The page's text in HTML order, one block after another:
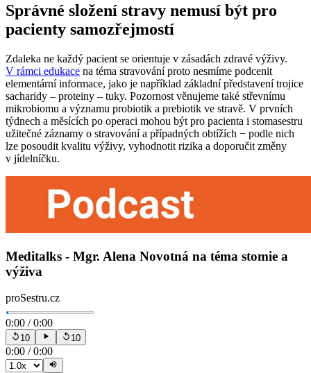
Správné složení stravy nemusí být pro
pacienty samozřejmostí
Zdaleka ne každý pacient se orientuje v zásadách zdravé výživy.
V rámci edukace na téma stravování proto nesmíme podcenit
elementární informace, jako je například základní představení trojice
sacharidy –⁠ proteiny –⁠ tuky. Pozornost věnujeme také střevnímu
mikrobiomu a významu probiotik a prebiotik ve stravě. V prvních
týdnech a měsících po operaci mohou být pro pacienta i stomasestru
užitečné záznamy o stravování a případných obtížích −⁠ podle nich
lze posoudit kvalitu výživy, vyhodnotit rizika a doporučit změny
v jídelníčku.
Meditalks - Mgr. Alena Novotná na téma stomie a
výživa
proSestru.cz
0:00 /0:00
10 10
0:00 /0:00